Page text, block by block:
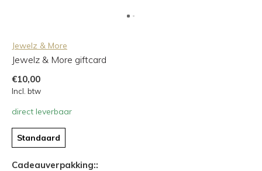
Jewelz & More
Jewelz & More giftcard
€10,00
Incl. btw
direct leverbaar
Standaard
Cadeauverpakking::